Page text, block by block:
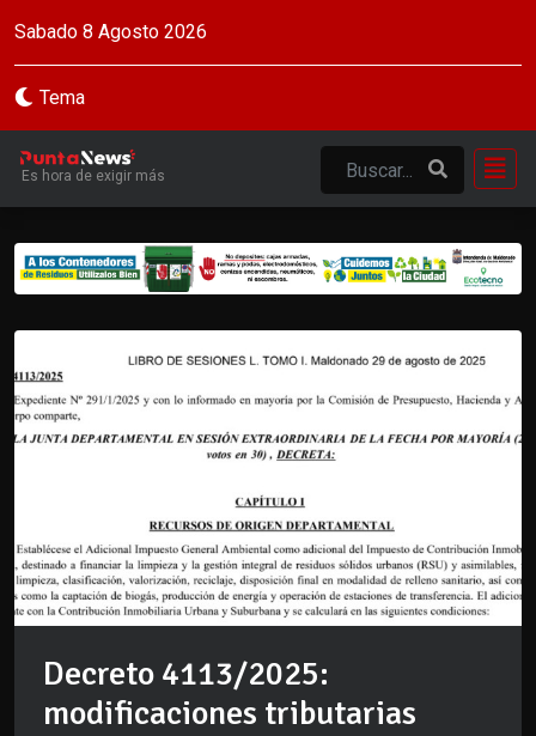
Sabado 8 Agosto 2026
Tema
Es hora de exigir más
Decreto 4113/2025:
modificaciones tributarias